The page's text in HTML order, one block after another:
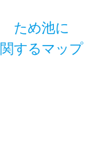
ため池に
関するマップ